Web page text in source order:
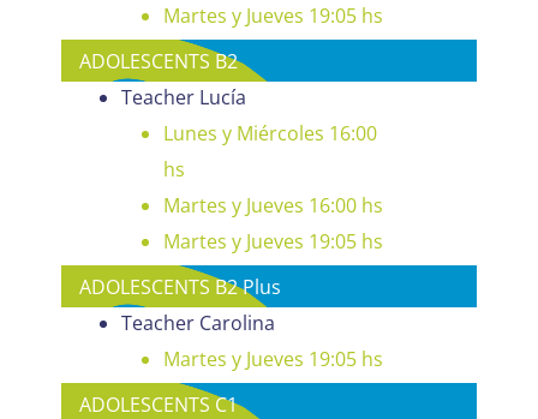
Martes y Jueves 19:05 hs
ADOLESCENTS B2
Teacher Lucía
Lunes y Miércoles 16:00
hs
Martes y Jueves 16:00 hs
Martes y Jueves 19:05 hs
ADOLESCENTS B2 Plus
Teacher Carolina
Martes y Jueves 19:05 hs
ADOLESCENTS C1